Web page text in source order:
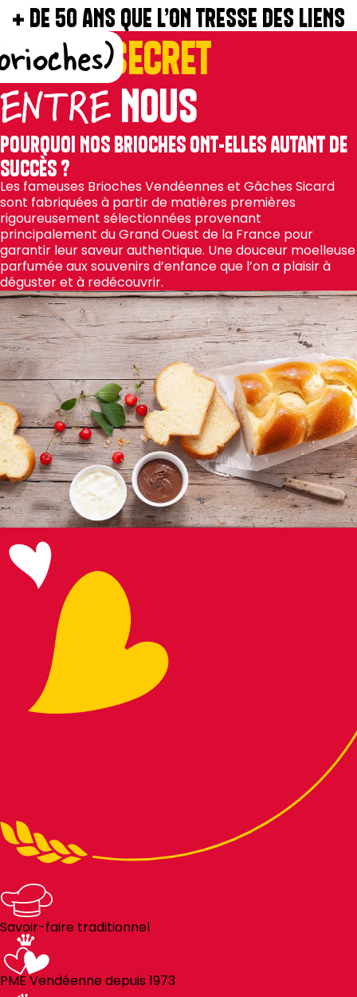
+ DE 50 ANS QUE L’ON TRESSE DES LIENS
PAS DESECRET
ENTRE NOUS
POURQUOI NOS BRIOCHES ONT-ELLES AUTANT DE
SUCCÈS ?
Les fameuses Brioches Vendéennes et Gâches Sicard
sont fabriquées à partir de matières premières
rigoureusement sélectionnées provenant
principalement du Grand Ouest de la France pour
garantir leur saveur authentique. Une douceur moelleuse
parfumée aux souvenirs d’enfance que l’on a plaisir à
déguster et à redécouvrir.
Savoir-faire traditionnel
PME Vendéenne depuis 1973